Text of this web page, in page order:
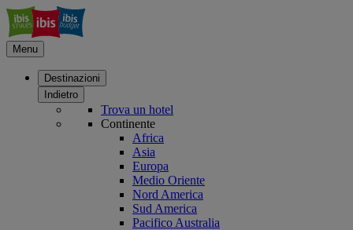
Menu
Destinazioni
Indietro
Trova un hotel
Continente
Africa
Asia
Europa
Medio Oriente
Nord America
Sud America
Pacifico Australia